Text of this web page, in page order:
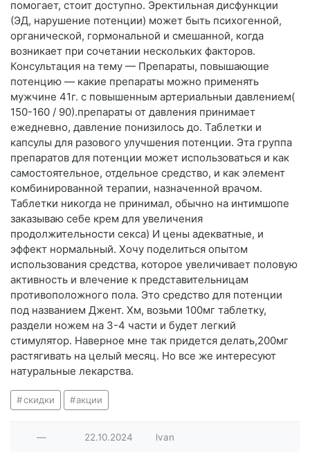
помогает, стоит доступно. Эректильная дисфункции
(ЭД, нарушение потенции) может быть психогенной,
органической, гормональной и смешанной, когда
возникает при сочетании нескольких факторов.
Консультация на тему — Препараты, повышающие
потенцию — какие препараты можно применять
мужчине 41г. с повышенным артериальныи давлением(
150-160 / 90).препараты от давления принимает
ежедневно, давление понизилось до. Таблетки и
капсулы для разового улучшения потенции. Эта группа
препаратов для потенции может использоваться и как
самостоятельное, отдельное средство, и как элемент
комбинированной терапии, назначенной врачом.
Таблетки никогда не принимал, обычно на интимшопе
заказываю себе крем для увеличения
продолжительности секса) И цены адекватные, и
эффект нормальный. Хочу поделиться опытом
использования средства, которое увеличивает половую
активность и влечение к представительницам
противоположного пола. Это средство для потенции
под названием Джент. Хм, возьми 100мг таблетку,
раздели ножем на 3-4 части и будет легкий
стимулятор. Наверное мне так придется делать,200мг
растягивать на целый месяц. Но все же интересуют
натуральные лекарства.
скидки акции
— 22.10.2024 lvan